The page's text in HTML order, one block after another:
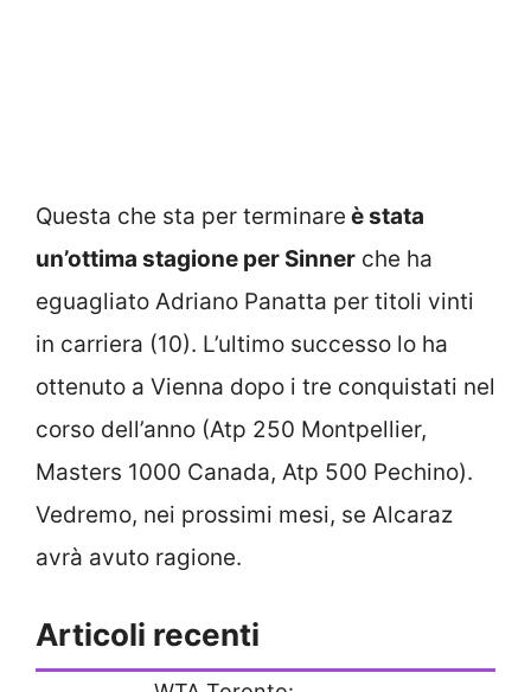
Questa che sta per terminare è stata
un’ottima stagione per Sinner che ha
eguagliato Adriano Panatta per titoli vinti
in carriera (10). L’ultimo successo lo ha
ottenuto a Vienna dopo i tre conquistati nel
corso dell’anno (Atp 250 Montpellier,
Masters 1000 Canada, Atp 500 Pechino).
Vedremo, nei prossimi mesi, se Alcaraz
avrà avuto ragione.
Articoli recenti